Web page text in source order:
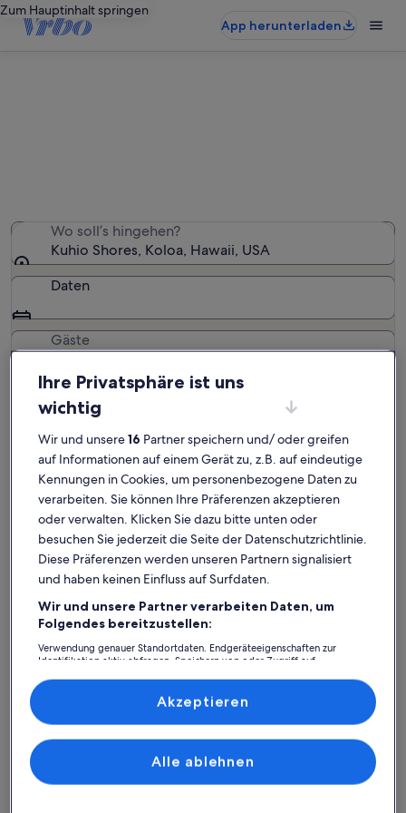
Zum Hauptinhalt springen
App herunterladen
Wo soll’s hingehen?
Kuhio Shores, Koloa, Hawaii, USA
Daten
Gäste
Poipu Kuhio Shores
Finde Unterkünfte ganz nach deinem
Geschmack
Suche nach FerienhäusernSuche nach Ferienwohnungen oder
Ihre Privatsphäre ist uns
wichtig
Wir und unsere16 Partner speichern und/ oder greifen
auf Informationen auf einem Gerät zu, z.B. auf eindeutige
Kennungen in Cookies, um personenbezogene Daten zu
verarbeiten. Sie können Ihre Präferenzen akzeptieren
oder verwalten. Klicken Sie dazu bitte unten oder
besuchen Sie jederzeit die Seite der Datenschutzrichtlinie.
Diese Präferenzen werden unseren Partnern signalisiert
und haben keinen Einfluss auf Surfdaten.
Wir und unsere Partner verarbeiten Daten, um
Folgendes bereitzustellen:
Verwendung genauer Standortdaten. Endgeräteeigenschaften zur
Identifikation aktiv abfragen. Speichern von oder Zugriff auf
Inhalte, Messung von Werbeleistung und der Performance von Inhalten,
Zielgruppenforschung sowie Entwicklung und Verbesserung von
Liste der Partner (Lieferanten)
Alle ablehnen
Akzeptieren